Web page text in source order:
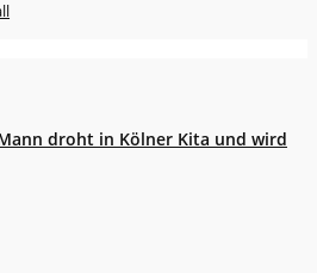
droht in Kölner Kita und wird